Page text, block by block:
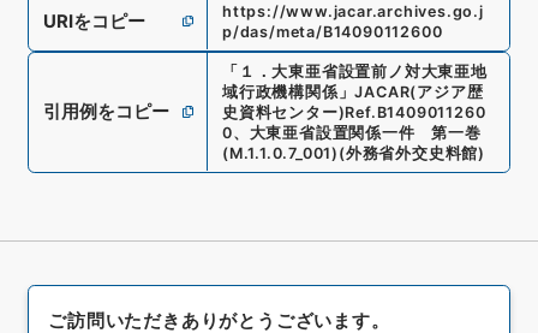
URIをコピー
https://www.jacar.archives.go.j
p/das/meta/B14090112600
引用例をコピー
「 １．大東亜省設置前ノ対大東亜地
域行政機構関係 」JACAR(アジア歴
史資料センター)Ref. B1409011260
0、 大東亜省設置関係一件 第一巻
(M.1.1.0.7_001) (外務省外交史料館)
ご訪問いただきありがとうございます。